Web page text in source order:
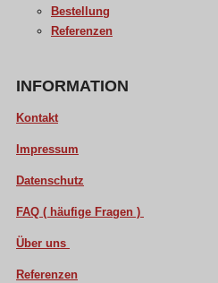
Bestellung
Referenzen
INFORMATION
Kontakt
Impressum
Datenschutz
FAQ ( häufige Fragen )
Über uns
Referenzen